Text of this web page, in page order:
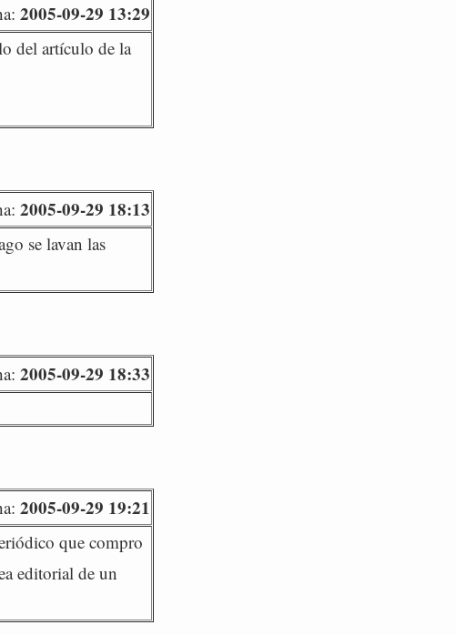
2005-09-29 13:29
del artículo de la
2005-09-29 18:13
se lavan las
2005-09-29 18:33
2005-09-29 19:21
que compro
editorial de un